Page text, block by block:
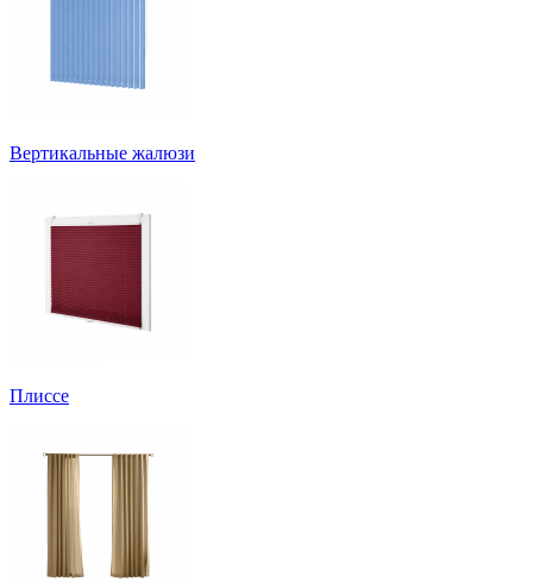
Вертикальные жалюзи
Плиссе